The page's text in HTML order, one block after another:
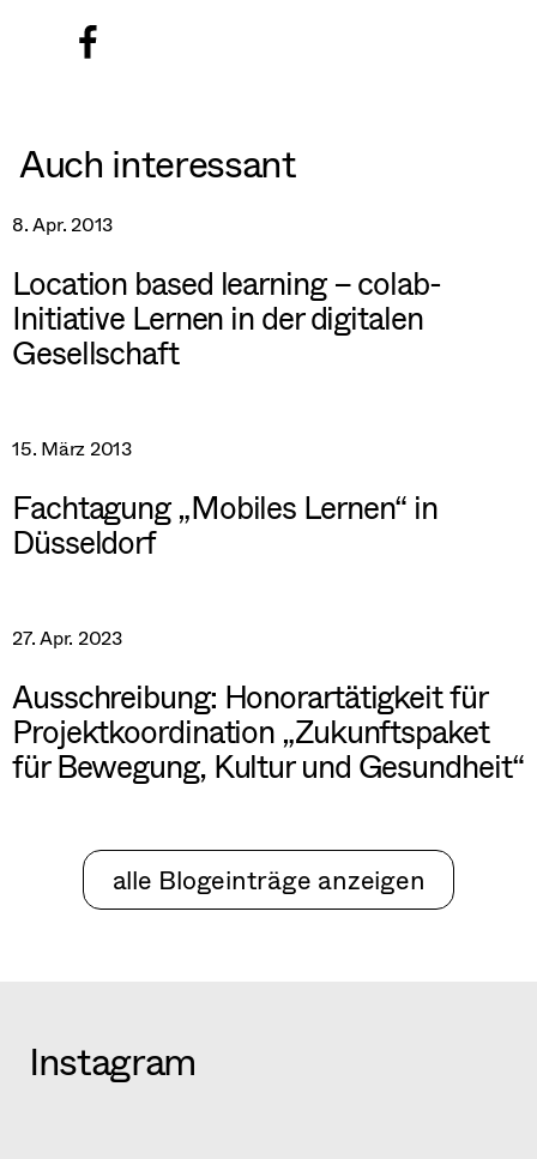
Auch interessant
8. Apr. 2013
Location based learning – colab-
Initiative Lernen in der digitalen
Gesellschaft
15. März 2013
Fachtagung „Mobiles Lernen“ in
Düsseldorf
27. Apr. 2023
Ausschreibung: Honorartätigkeit für
Projektkoordination „Zukunftspaket
für Bewegung, Kultur und Gesundheit“
alle Blogeinträge anzeigen
Instagram